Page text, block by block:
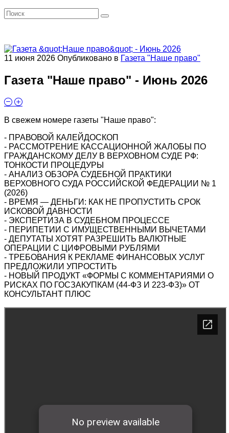
11 июня 2026 Опубликовано в Газета "Наше право"
Газета "Наше право" - Июнь 2026
В свежем номере газеты "Наше право":
- ПРАВОВОЙ КАЛЕЙДОСКОП
- РАССМОТРЕНИЕ КАССАЦИОННОЙ ЖАЛОБЫ ПО
ГРАЖДАНСКОМУ ДЕЛУ В ВЕРХОВНОМ СУДЕ РФ:
ТОНКОСТИ ПРОЦЕДУРЫ
- АНАЛИЗ ОБЗОРА СУДЕБНОЙ ПРАКТИКИ
ВЕРХОВНОГО СУДА РОССИЙСКОЙ ФЕДЕРАЦИИ № 1
(2026)
- ВРЕМЯ — ДЕНЬГИ: КАК НЕ ПРОПУСТИТЬ СРОК
ИСКОВОЙ ДАВНОСТИ
- ЭКСПЕРТИЗА В СУДЕБНОМ ПРОЦЕССЕ
- ПЕРИПЕТИИ С ИМУЩЕСТВЕННЫМИ ВЫЧЕТАМИ
- ДЕПУТАТЫ ХОТЯТ РАЗРЕШИТЬ ВАЛЮТНЫЕ
ОПЕРАЦИИ С ЦИФРОВЫМИ РУБЛЯМИ
- ТРЕБОВАНИЯ К РЕКЛАМЕ ФИНАНСОВЫХ УСЛУГ
ПРЕДЛОЖИЛИ УПРОСТИТЬ
- НОВЫЙ ПРОДУКТ «ФОРМЫ С КОММЕНТАРИЯМИ О
РИСКАХ ПО ГОСЗАКУПКАМ (44-ФЗ И 223-ФЗ)» ОТ
КОНСУЛЬТАНТ ПЛЮС